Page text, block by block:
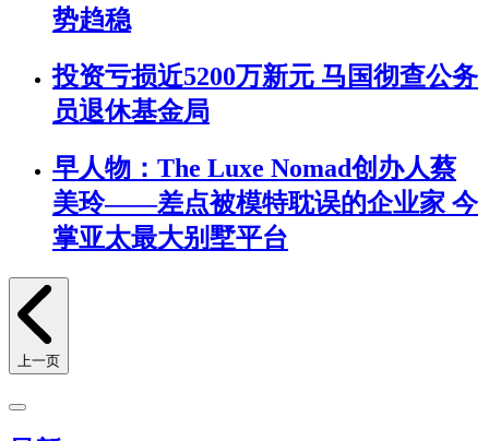
势趋稳
投资亏损近5200万新元 马国彻查公务
员退休基金局
早人物：The Luxe Nomad创办人蔡
美玲——差点被模特耽误的企业家 今
掌亚太最大别墅平台
上一页